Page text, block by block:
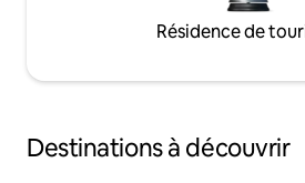
Résidence de
Destinations à découvrir